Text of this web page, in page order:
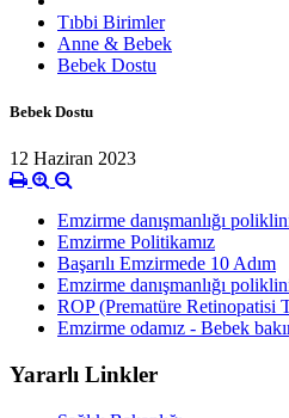
Tıbbi Birimler
Anne & Bebek
Bebek Dostu
Bebek Dostu
12 Haziran 2023
Emzirme danışmanlığı
Emzirme Politikamız
Başarılı Emzirmede 10 Adım
Emzirme danışmanlığı
ROP (Prematüre Retinopatisi
Emzirme odamız - Bebek
Yararlı Linkler